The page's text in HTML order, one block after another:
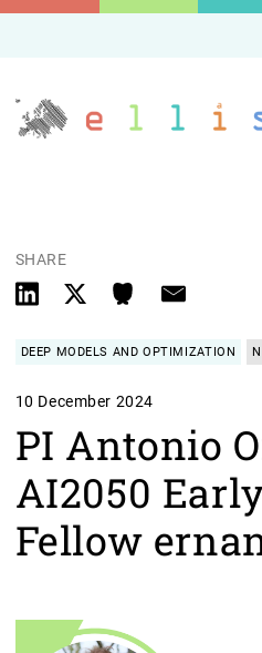
SHARE
DEEP MODELS AND OPTIMIZATION
10 December 2024
PI Antonio
AI2050
Fellow